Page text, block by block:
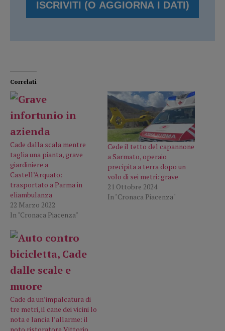
Correlati
Cade dalla scala mentre
taglia una pianta, grave
giardiniere a
Castell’Arquato:
trasportato a Parma in
eliambulanza
22 Marzo 2022
In "Cronaca Piacenza"
Cede il tetto del capannone
a Sarmato, operaio
precipita a terra dopo un
volo di sei metri: grave
21 Ottobre 2024
In "Cronaca Piacenza"
Cade da un’impalcatura di
tre metri, il cane dei vicini lo
nota e lancia l’allarme: il